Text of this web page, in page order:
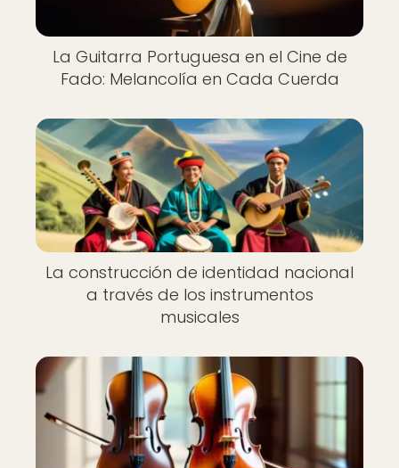
La Guitarra Portuguesa en el Cine de
Fado: Melancolía en Cada Cuerda
La construcción de identidad nacional
a través de los instrumentos
musicales